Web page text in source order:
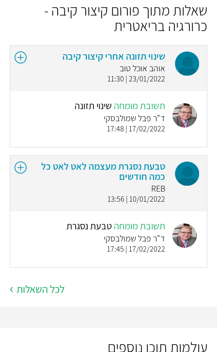
שאלות מתוך פורום קיצור קיבה -
כרורגיה בריאטרית
שינוי תזונה אחרי קיצור קיבה
אוהב אוכל טוב
23/01/2022 | 11:30
תשובת מומחה שינוי תזונה
ד"ר פבל שמולבסקי
17/02/2022 | 17:48
טבעת נסגרת מעצמה לאט לאט כל
כמה חודשים
REB
10/01/2022 | 13:56
תשובת מומחהטבעת נסגרת
ד"ר פבל שמולבסקי
17/02/2022 | 17:45
לכל השאלות
עולמות תוכן נוספים